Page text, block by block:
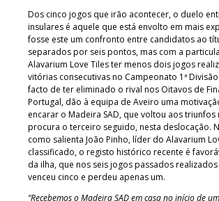
Dos cinco jogos que irão acontecer, o duelo
insulares é aquele que está envolto em mais
fosse este um confronto entre candidatos ao
separados por seis pontos, mas com a
Alavarium Love Tiles ter menos dois jogos
vitórias consecutivas no Campeonato 1ª
facto de ter eliminado o rival nos Oitavos de
Portugal, dão à equipa de Aveiro uma
encarar o Madeira SAD, que voltou aos triunfos
procura o terceiro seguido, nesta deslocação.
como salienta João Pinho, líder do Alavarium
classificado, o registo histórico recente é
da ilha, que nos seis jogos passados
venceu cinco e perdeu apenas um.
“Recebemos o Madeira SAD em casa no início de